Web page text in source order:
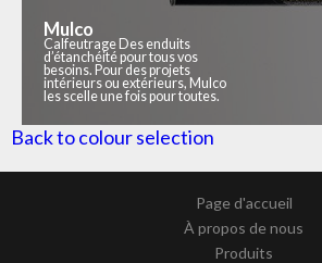
Mulco
Calfeutrage Des enduits
d’étanchéité pour tous vos
besoins. Pour des projets
intérieurs ou extérieurs, Mulco
les scelle une fois pour toutes.
Back to colour selection
Page d'accueil
À propos de nous
Produits